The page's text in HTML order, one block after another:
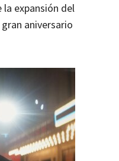
la expansión del
aniversario